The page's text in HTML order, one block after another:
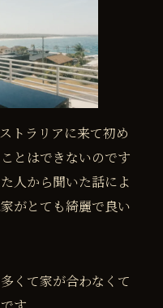
トラリアに来て初め
とはできないのです
人から聞いた話によ
がとても綺麗で良い
くて家が合わなくて